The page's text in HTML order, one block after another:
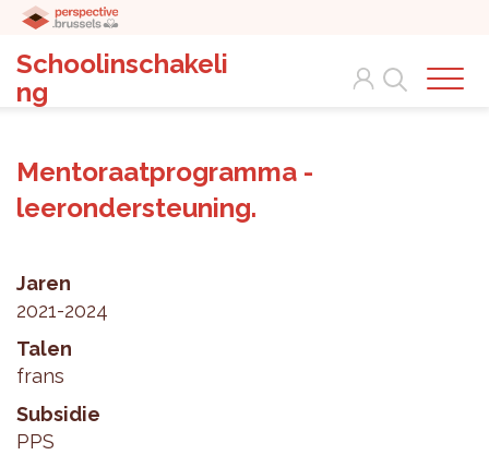
Schoolinschakeli
ng
Search
Mentoraatprogramma -
leerondersteuning.
Jaren
2021-2024
Talen
frans
Subsidie
PPS